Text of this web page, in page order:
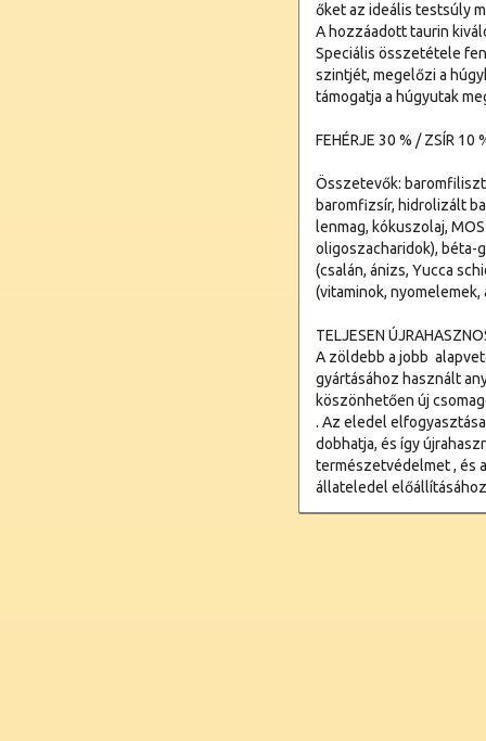
őket az ideális testsúly
A hozzáadott taurin
Speciális összetétele
szintjét, megelőzi a
támogatja a húgyutak
FEHÉRJE 30 % / ZSÍR 10
Összetevők: baromfiliszt
baromfizsír, hidrolizált
lenmag, kókuszolaj,
oligoszacharidok), béta-
(csalán, ánizs, Yucca
(vitaminok, nyomelemek,
TELJESEN
A zöldebb a jobb 
gyártásához használt
köszönhetően új
. Az eledel
dobhatja, és így
természetvédelmet , és
állateledel